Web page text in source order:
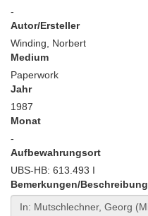
-
Autor/Ersteller
Winding, Norbert
Medium
Paperwork
Jahr
1987
Monat
-
Aufbewahrungsort
UBS-HB: 613.493 I
Bemerkungen/Beschreibung